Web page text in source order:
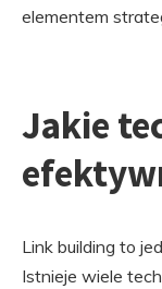
elementem
Jakie
Link building to
Istnieje wiele